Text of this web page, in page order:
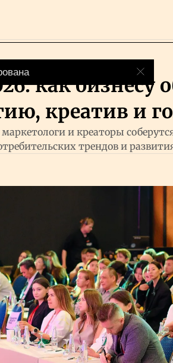
как бизнесу
креатив и
и креаторы
трендов и